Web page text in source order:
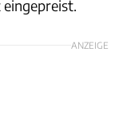
ANZEIGE